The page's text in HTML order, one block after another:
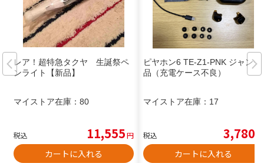
レア！超特急タクヤ 生誕祭ペ
ンライト【新品】
マイストア在庫： 80
税込 11,555円
カートに入れる
ピヤホン6 TE-Z1-PNK ジャンク
品（充電ケース不良）
マイストア在庫： 17
税込 3,780
カートに入れる